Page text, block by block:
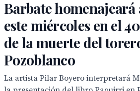
Barbate
este miércoles en el
de la muerte del
Pozoblanco
La artista Pilar Boyero interpretará